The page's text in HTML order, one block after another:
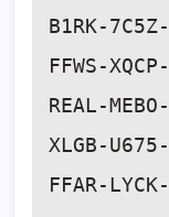
B1RK-
FFWS-
REAL-
XLGB-
FFAR-